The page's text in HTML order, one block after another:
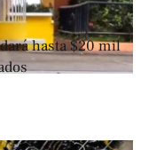
hasta $20 mil